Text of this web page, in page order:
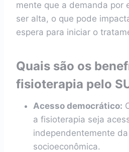
mente que a demanda por
ser alta, o que pode
espera para iniciar o
Quais são os
fisioterapia pelo
Acesso democrático:
a fisioterapia seja
independentemente
socioeconômica.